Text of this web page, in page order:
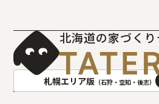
北海道の家づく
札幌エリア版 （石狩・空知・後志）